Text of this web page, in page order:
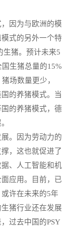
因为与欧洲的模
式的另外一个特
生猪。预计未来5
生猪总量的15%
场数量更少，
的养猪模式。当
的养猪模式，德
。因为劳动力的
，这也就促进了
、人工智能和机
应用。目前，已
许在未来的5年
猪行业还在发展
过去中国的PSY